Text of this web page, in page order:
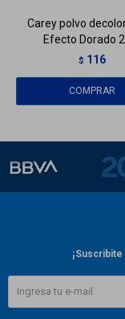
Carey polvo
Efecto Dorado
$ 116